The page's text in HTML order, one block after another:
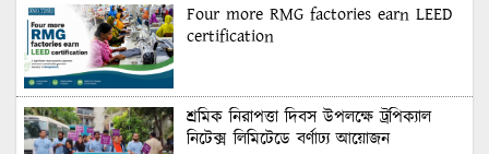
Four more RMG factories earn LEED
certification
শ্রমিক নিরাপত্তা দিবস উপলক্ষে ট্রপিক্যাল
নিটেক্স লিমিটেডে বর্ণাঢ্য আয়োজন